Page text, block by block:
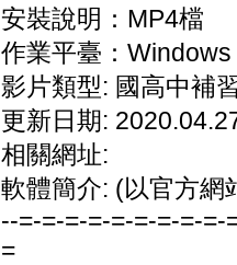
安裝說明：MP4檔
作業平臺：
影片類型: 國高中補
更新日期:
相關網址:
軟體簡介: (以官方網
--=-=-=-=-=-=-=-=-=-
=